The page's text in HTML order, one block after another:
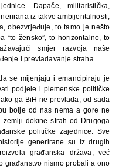
Dapače, militaristička,
iz takve ambijentalnosti,
obezvrjeđuje, to tamo je nešto
“to žensko”, to horizontalno, to
smjer razvoja naše
i prevladavanje straha.
se mijenjaju i emancipiraju je
podjele i plemenske političke
ga BiH ne prevlada, od sada
bolje od nas nema a gore ne
dokine strah od Drugoga
političke zajednice. Sve
generirane su iz drugih
građanska država, već
građanstvo nismo probali a ono